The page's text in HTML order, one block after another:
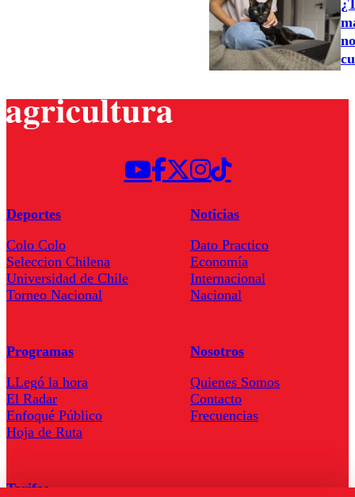
Deportes
Colo Colo
Seleccion Chilena
Universidad de Chile
Torneo Nacional
Noticias
Dato Practico
Economía
Internacional
Nacional
Programas
LLegó la hora
El Radar
Enfoqué Público
Hoja de Ruta
Nosotros
Quienes Somos
Contacto
Frecuencias
Tarifas